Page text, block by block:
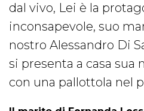
dal vivo, Lei è la
inconsapevole, suo
nostro Alessandro Di
si presenta a casa sua
con una pallottola nel